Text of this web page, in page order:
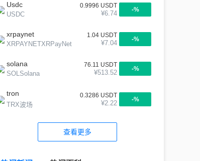
Usdc
USDC
0.9996 USDT
¥6.74 -%
xrpaynet
XRPAYNETXRPayNet
1.04 USDT
¥7.04 -%
solana
SOLSolana
76.11 USDT
¥513.52 -%
tron
TRX波场
0.3286 USDT
¥2.22 -%
查看更多